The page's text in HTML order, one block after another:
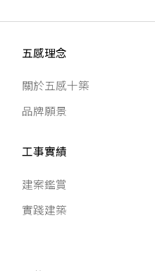
五感理念
關於五感十築
品牌願景
工事實績
建案鑑賞
實踐建築